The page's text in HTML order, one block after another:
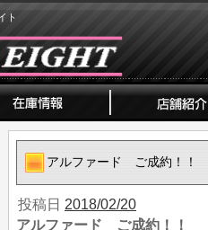
ト
アルファード ご成約！！
投稿日 2018/02/20
アルファード ご成約！！